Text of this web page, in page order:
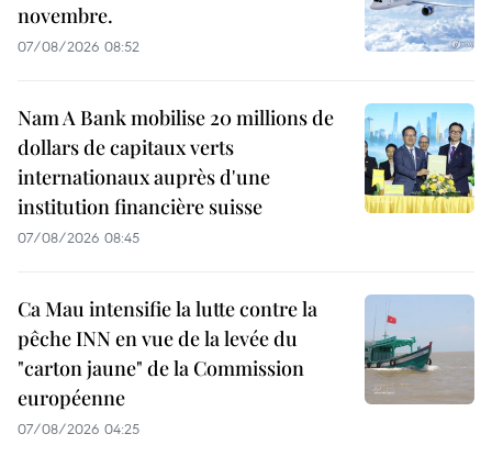
novembre.
07/08/2026 08:52
Nam A Bank mobilise 20 millions de
dollars de capitaux verts
internationaux auprès d'une
institution financière suisse
07/08/2026 08:45
Ca Mau intensifie la lutte contre la
pêche INN en vue de la levée du
"carton jaune" de la Commission
européenne
07/08/2026 04:25